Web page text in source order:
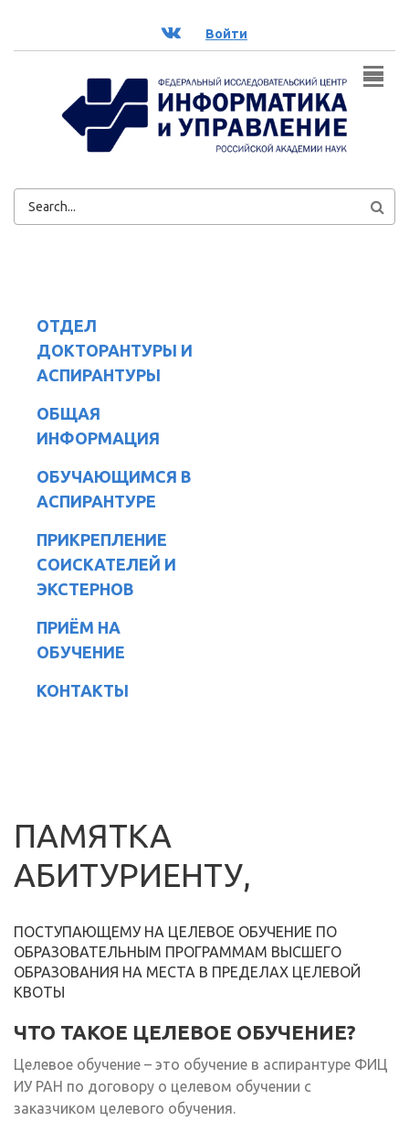
ВК Войти
ФОРМА
ОТДЕЛ
ДОКТОРАНТУРЫ И
АСПИРАНТУРЫ
ОБЩАЯ
ИНФОРМАЦИЯ
ОБУЧАЮЩИМСЯ В
АСПИРАНТУРЕ
ПРИКРЕПЛЕНИЕ
СОИСКАТЕЛЕЙ И
ЭКСТЕРНОВ
ПРИЁМ НА
ОБУЧЕНИЕ
КОНТАКТЫ
ПАМЯТКА
АБИТУРИЕНТУ,
ПОСТУПАЮЩЕМУ НА ЦЕЛЕВОЕ ОБУЧЕНИЕ ПО
ОБРАЗОВАТЕЛЬНЫМ ПРОГРАММАМ ВЫСШЕГО
ОБРАЗОВАНИЯ НА МЕСТА В ПРЕДЕЛАХ ЦЕЛЕВОЙ
КВОТЫ
ЧТО ТАКОЕ ЦЕЛЕВОЕ ОБУЧЕНИЕ?
Целевое обучение – это обучение в аспирантуре ФИЦ
ИУ РАН по договору о целевом обучении с
заказчиком целевого обучения.